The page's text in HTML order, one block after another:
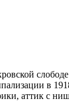
в
аттик с